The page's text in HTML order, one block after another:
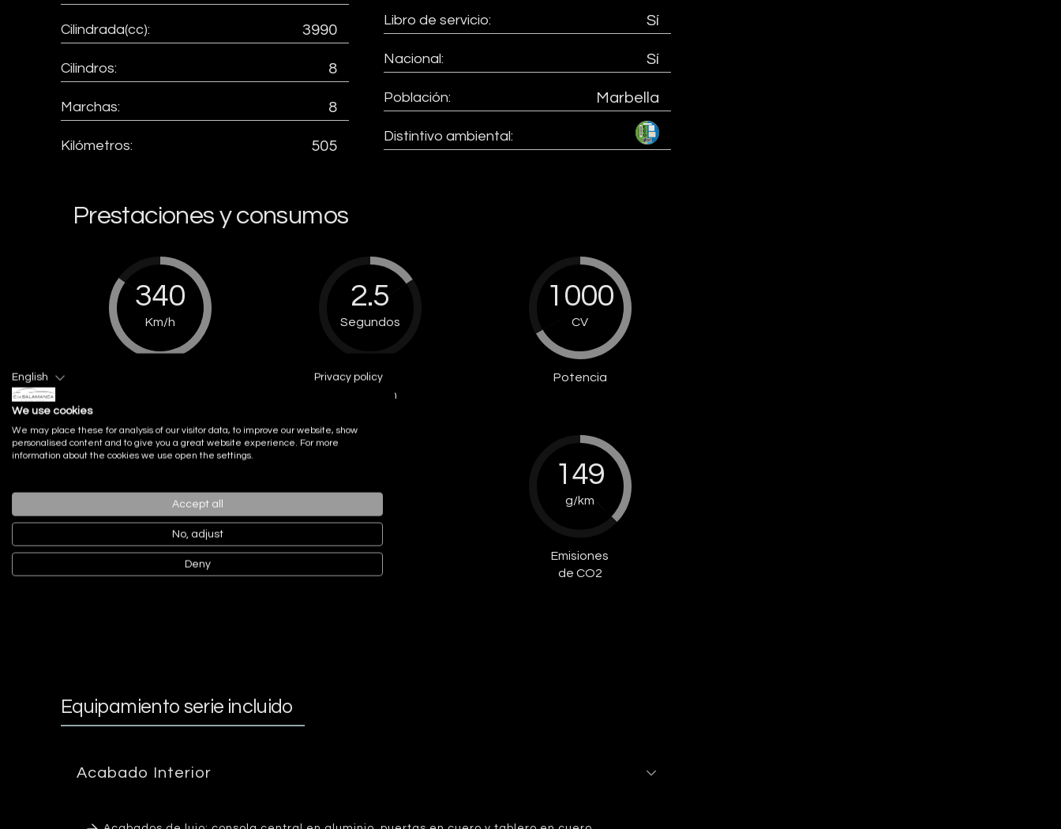
Cilindrada(cc): 3990
Cilindros: 8
Marchas: 8
Kilómetros: 505
Libro de servicio: Sí
Nacional: Sí
Población: Marbella
Distintivo ambiental:
Prestaciones y consumos
340
Km/h
2.5
Segundos
De 0 a
100 Km/h
1000
CV
Potencia
l/100km
Consumo
medio
149
g/km
Emisiones
de CO2
Equipamiento serie incluido
Acabado Interior
English Privacy policy
We use cookies
We may place these for analysis of our visitor data, to improve our website, show
personalised content and to give you a great website experience. For more
information about the cookies we use open the settings.
Accept all
No, adjust
Deny